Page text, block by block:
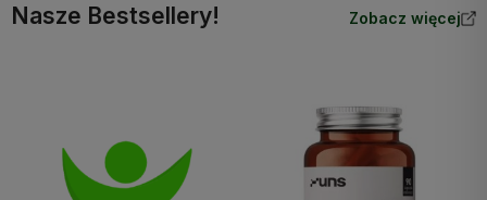
Nasze Bestsellery! Zobacz więcej